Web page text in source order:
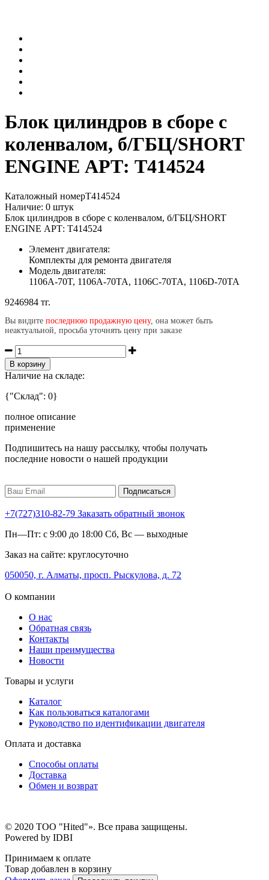
Блок цилиндров в сборе с
коленвалом, б/ГБЦ/SHORT
ENGINE АРТ: T414524
Каталожный номерT414524
Наличие: 0 штук
Блок цилиндров в сборе с коленвалом, б/ГБЦ/SHORT
ENGINE АРТ: T414524
Элемент двигателя:
Комплекты для ремонта двигателя
Модель двигателя:
1106A-70T, 1106A-70TA, 1106C-70TA, 1106D-70TA
9246984 тг.
Вы видите последнюю продажную цену, она может быть
неактуальной, просьба уточнять цену при заказе
В корзину
Наличие на складе:
{"Склад": 0}
полное описание
применение
Подпишитесь на нашу рассылку, чтобы получать
последние новости о нашей продукции
Подписаться
+7(727)310-82-79 Заказать обратный звонок
Пн—Пт: с 9:00 до 18:00 Сб, Вс — выходные
Заказ на сайте: круглосуточно
050050, г. Алматы, просп. Рыскулова, д. 72
О компании
О нас
Обратная связь
Контакты
Наши преимущества
Новости
Товары и услуги
Каталог
Как пользоваться каталогами
Руководство по идентификации двигателя
Оплата и доставка
Способы оплаты
Доставка
Обмен и возврат
© 2020 ТОО "Hited"». Все права защищены.
Powered by IDBI
Принимаем к оплате
Товар добавлен в корзину